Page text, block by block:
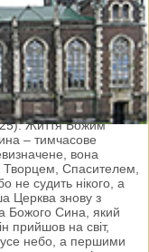
УГКЦ,
однак, святий
ходьбу: «І коли ми
25). Життя Божим
– тимчасове
вона
Творцем, Спасителем,
судить нікого, а
Церква знову з
Божого Сина, який
прийшов на світ,
усе небо, а першими